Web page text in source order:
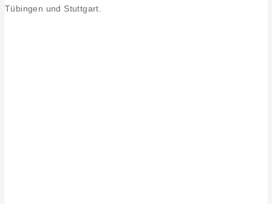
Tübingen und Stuttgart.